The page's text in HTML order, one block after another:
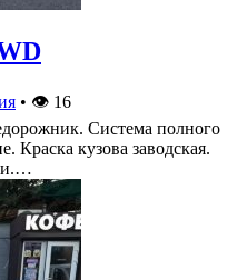
• 👁 16
Система полного
Краска кузова заводская.